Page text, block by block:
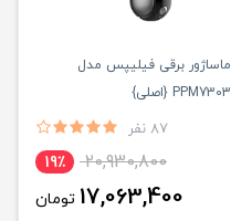
ماساژور برقی فیلیپس مدل
PPM7303 {اصلی}
87 نفر
20,930,800 19٪
17,063,400 تومان